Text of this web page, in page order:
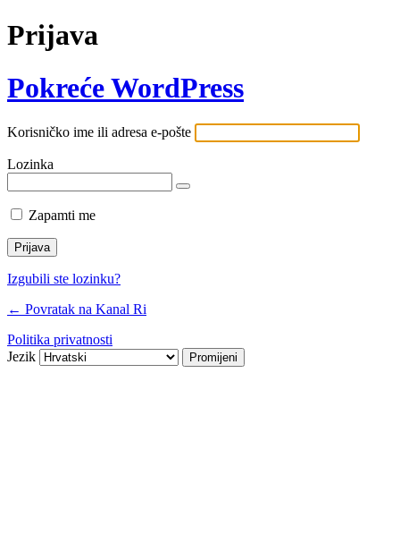
Prijava
Pokreće WordPress
Korisničko ime ili adresa e-pošte
Lozinka
Zapamti me
Izgubili ste lozinku?
← Povratak na Kanal Ri
Politika privatnosti
Jezik